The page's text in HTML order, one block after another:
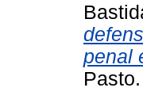
penal
Pasto.